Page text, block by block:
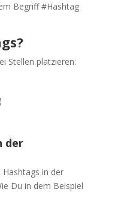
Begriff #Hashtag
Stellen platzieren:
der
in der
Du in dem Beispiel